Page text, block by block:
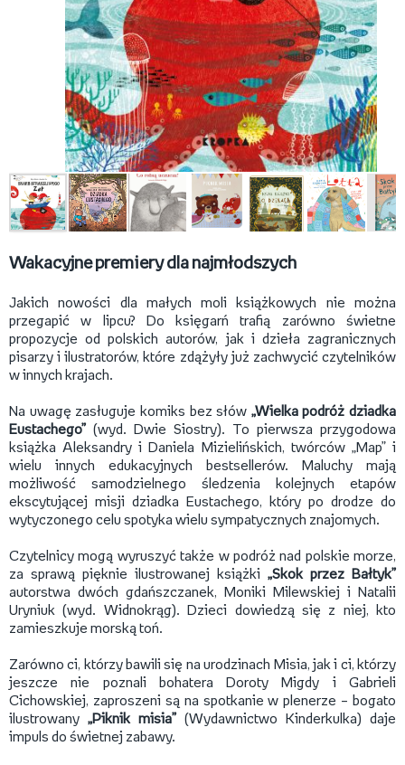
Wakacyjne premiery dla najmłodszych
Jakich nowości dla małych moli książkowych nie można
przegapić w lipcu? Do księgarń trafią zarówno świetne
propozycje od polskich autorów, jak i dzieła zagranicznych
pisarzy i ilustratorów, które zdążyły już zachwycić czytelników
w innych krajach.
Na uwagę zasługuje komiks bez słów „Wielka podróż dziadka
Eustachego” (wyd. Dwie Siostry). To pierwsza przygodowa
książka Aleksandry i Daniela Mizielińskich, twórców „Map” i
wielu innych edukacyjnych bestsellerów. Maluchy mają
możliwość samodzielnego śledzenia kolejnych etapów
ekscytującej misji dziadka Eustachego, który po drodze do
wytyczonego celu spotyka wielu sympatycznych znajomych.
Czytelnicy mogą wyruszyć także w podróż nad polskie morze,
za sprawą pięknie ilustrowanej książki „Skok przez Bałtyk”
autorstwa dwóch gdańszczanek, Moniki Milewskiej i Natalii
Uryniuk (wyd. Widnokrąg). Dzieci dowiedzą się z niej, kto
zamieszkuje morską toń.
Zarówno ci, którzy bawili się na urodzinach Misia, jak i ci, którzy
jeszcze nie poznali bohatera Doroty Migdy i Gabrieli
Cichowskiej, zaproszeni są na spotkanie w plenerze – bogato
ilustrowany „Piknik misia” (Wydawnictwo Kinderkulka) daje
impuls do świetnej zabawy.